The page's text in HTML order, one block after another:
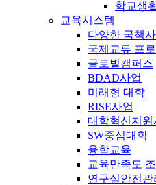
학교생
교육시스템
다양한 국책
국제교류 프
글로벌캠퍼스
BDAD사업
미래형 대학
RISE사업
대학혁신지원
SW중심대학
융합교육
교육만족도
연구실안전관